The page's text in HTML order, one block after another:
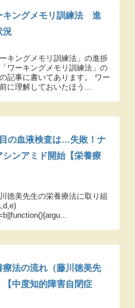
キングメモリ訓練法 進
況
キングメモリ訓練法」の進捗
ワーキングメモリ訓練法」の
記事に書いてあります。 ワー
に理解しておいたほう...
の血液検査は…失敗！ナ
シンアミド開始【栄養療
徳美先生の栄養療法に取り組
療法の流れ（藤川徳美先
【中度知的障害自閉症